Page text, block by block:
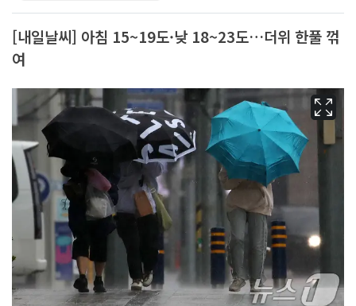
[내일날씨] 아침 15~19도·낮 18~23도…더위 한풀 꺾
여